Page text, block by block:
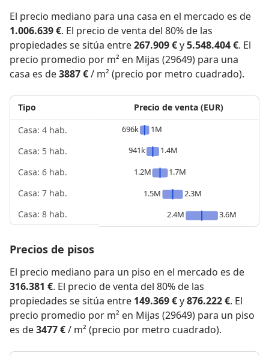
El precio mediano para una casa en el mercado es de
1.006.639 €. El precio de venta del 80% de las
propiedades se sitúa entre267.909 €y5.548.404 €. El
precio promedio por m² en Mijas (29649) para una
casa es de3887 €/ m² (precio por metro cuadrado).
Tipo
Casa: 4 hab.
Casa: 5 hab.
Casa: 6 hab.
Casa: 7 hab.
Casa: 8 hab.
Precio de venta (EUR)
696k
1M
941k
1.4M
1.2M
1.7M
1.5M
2.3M
2.4M
3.6M
Precios de pisos
El precio mediano para un piso en el mercado es de
316.381 €. El precio de venta del 80% de las
propiedades se sitúa entre 149.369 €y876.222 €. El
precio promedio por m² en Mijas (29649) para un piso
es de3477 €/ m² (precio por metro cuadrado).